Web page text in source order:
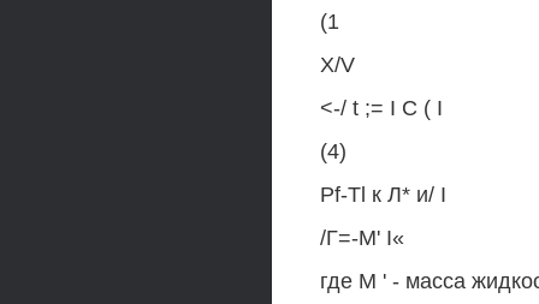
(1
X/V
<-/ t ;= I С ( I
(4)
Pf-Tl к Л* и/ I
/Г=-М' I«
где М ' - масса